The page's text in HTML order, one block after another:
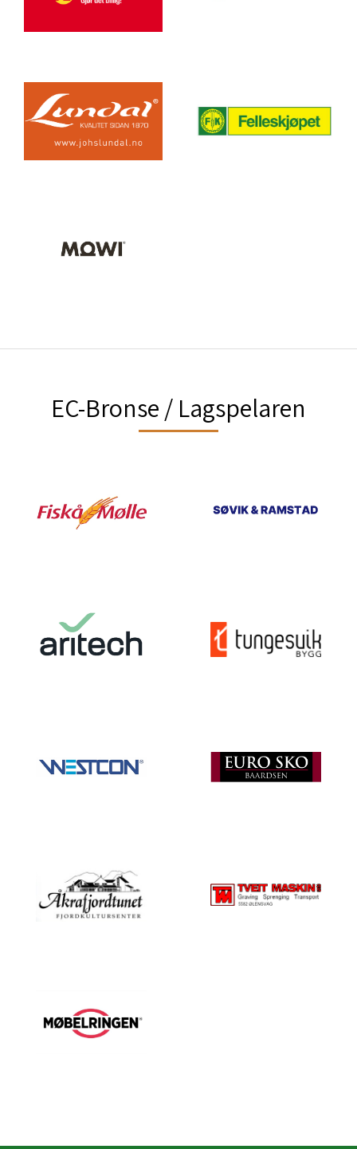
EC-Bronse / Lagspelaren